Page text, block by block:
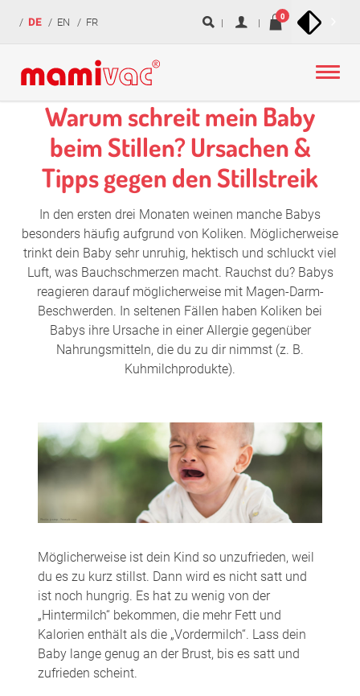
Navigation
Inhalt
Fußzeile
DE EN FR
überspringen
0
Warum schreit mein Baby
beim Stillen? Ursachen &
Tipps gegen den Stillstreik
In den ersten drei Monaten weinen manche Babys
besonders häufig aufgrund von Koliken. Möglicherweise
trinkt dein Baby sehr unruhig, hektisch und schluckt viel
Luft, was Bauchschmerzen macht. Rauchst du? Babys
reagieren darauf möglicherweise mit Magen-Darm-
Beschwerden. In seltenen Fällen haben Koliken bei
Babys ihre Ursache in einer Allergie gegenüber
Nahrungsmitteln, die du zu dir nimmst (z. B.
Kuhmilchprodukte).
Möglicherweise ist dein Kind so unzufrieden, weil
du es zu kurz stillst. Dann wird es nicht satt und
ist noch hungrig. Es hat zu wenig von der
„Hintermilch“ bekommen, die mehr Fett und
Kalorien enthält als die „Vordermilch“. Lass dein
Baby lange genug an der Brust, bis es satt und
zufrieden scheint.